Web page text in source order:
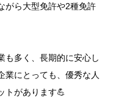
がら大型免許や2種免許
も多く、長期的に安心し
業にとっても、優秀な人
トがあります💪